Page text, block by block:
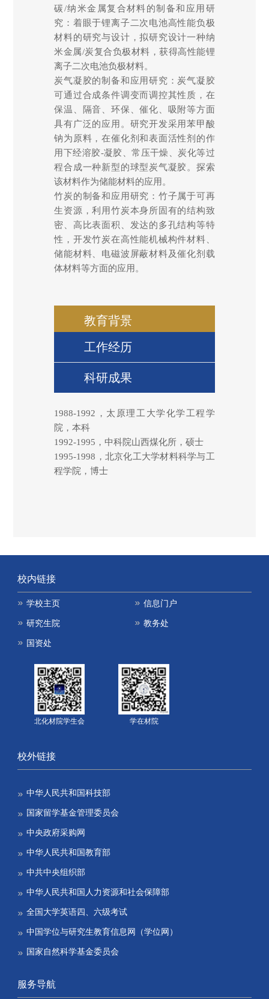
碳/纳米金属复合材料的制备和应用研
究：着眼于锂离子二次电池高性能负极
材料的研究与设计，拟研究设计一种纳
米金属/炭复合负极材料，获得高性能锂
离子二次电池负极材料。
炭气凝胶的制备和应用研究：炭气凝胶
可通过合成条件调变而调控其性质，在
保温、隔音、环保、催化、吸附等方面
具有广泛的应用。研究开发采用苯甲酸
钠为原料，在催化剂和表面活性剂的作
用下经溶胶-凝胶、常压干燥、炭化等过
程合成一种新型的球型炭气凝胶。探索
该材料作为储能材料的应用。
竹炭的制备和应用研究：竹子属于可再
生资源，利用竹炭本身所固有的结构致
密、高比表面积、发达的多孔结构等特
性，开发竹炭在高性能机械构件材料、
储能材料、电磁波屏蔽材料及催化剂载
体材料等方面的应用。
教育背景
工作经历
科研成果
1988-1992，太原理工大学化学工程学
院，本科
1992-1995，中科院山西煤化所，硕士
1995-1998，北京化工大学材料科学与工
程学院，博士
校内链接
学校主页 信息门户
研究生院 教务处
国资处
北化材院学生会 学在材院
校外链接
中华人民共和国科技部
国家留学基金管理委员会
中央政府采购网
中华人民共和国教育部
中共中央组织部
中华人民共和国人力资源和社会保障部
全国大学英语四、六级考试
中国学位与研究生教育信息网（学位网）
国家自然科学基金委员会
服务导航